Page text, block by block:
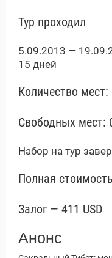
Тур проходил
5.09.2013 —
15 дней
Количество мест:
Свободных мест:
Набор на тур
Полная
Залог — 411 USD
Анонс